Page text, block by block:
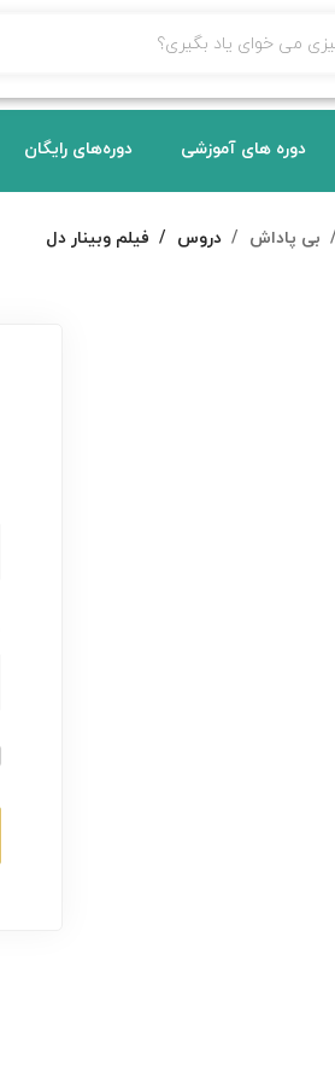
دوره های آموزشی دوره‌های رایگان
بی پاداش دروس فیلم وبینار دل